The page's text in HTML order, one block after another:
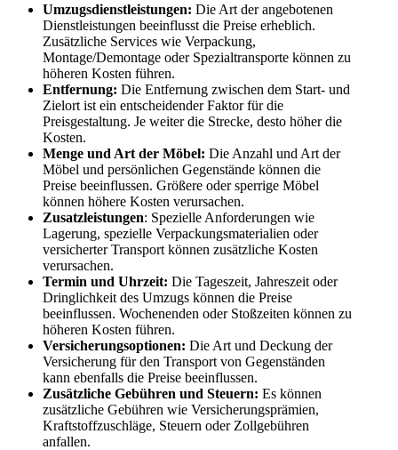
Umzugsdienstleistungen: Die Art der angebotenen
Dienstleistungen beeinflusst die Preise erheblich.
Zusätzliche Services wie Verpackung,
Montage/Demontage oder Spezialtransporte können zu
höheren Kosten führen.
Entfernung: Die Entfernung zwischen dem Start- und
Zielort ist ein entscheidender Faktor für die
Preisgestaltung. Je weiter die Strecke, desto höher die
Kosten.
Menge und Art der Möbel: Die Anzahl und Art der
Möbel und persönlichen Gegenstände können die
Preise beeinflussen. Größere oder sperrige Möbel
können höhere Kosten verursachen.
Zusatzleistungen: Spezielle Anforderungen wie
Lagerung, spezielle Verpackungsmaterialien oder
versicherter Transport können zusätzliche Kosten
verursachen.
Termin und Uhrzeit: Die Tageszeit, Jahreszeit oder
Dringlichkeit des Umzugs können die Preise
beeinflussen. Wochenenden oder Stoßzeiten können zu
höheren Kosten führen.
Versicherungsoptionen: Die Art und Deckung der
Versicherung für den Transport von Gegenständen
kann ebenfalls die Preise beeinflussen.
Zusätzliche Gebühren und Steuern: Es können
zusätzliche Gebühren wie Versicherungsprämien,
Kraftstoffzuschläge, Steuern oder Zollgebühren
anfallen.